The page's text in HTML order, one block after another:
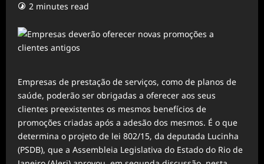
2 minutes read
Empresas de prestação de serviços, como de planos de
saúde, poderão ser obrigadas a oferecer aos seus
clientes preexistentes os mesmos benefícios de
promoções criadas após a adesão dos mesmos. É o que
determina o projeto de lei 802/15, da deputada Lucinha
(PSDB), que a Assembleia Legislativa do Estado do Rio de